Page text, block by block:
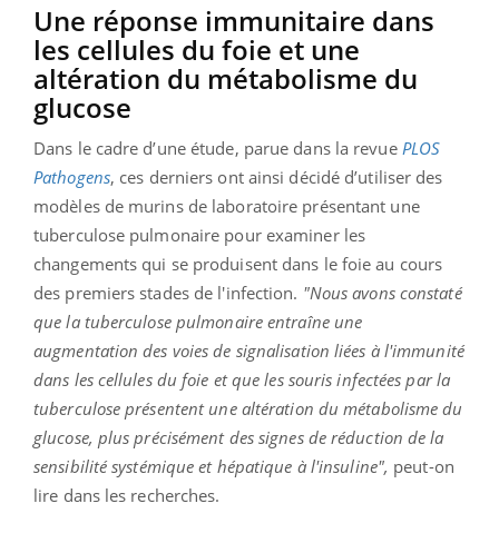
Une réponse immunitaire dans
les cellules du foie et une
altération du métabolisme du
glucose
Dans le cadre d’une étude, parue dans la revue PLOS
Pathogens, ces derniers ont ainsi décidé d’utiliser des
modèles de murins de laboratoire présentant une
tuberculose pulmonaire pour examiner les
changements qui se produisent dans le foie au cours
des premiers stades de l'infection. "Nous avons constaté
que la tuberculose pulmonaire entraîne une
augmentation des voies de signalisation liées à l'immunité
dans les cellules du foie et que les souris infectées par la
tuberculose présentent une altération du métabolisme du
glucose, plus précisément des signes de réduction de la
sensibilité systémique et hépatique à l'insuline", peut-on
lire dans les recherches.